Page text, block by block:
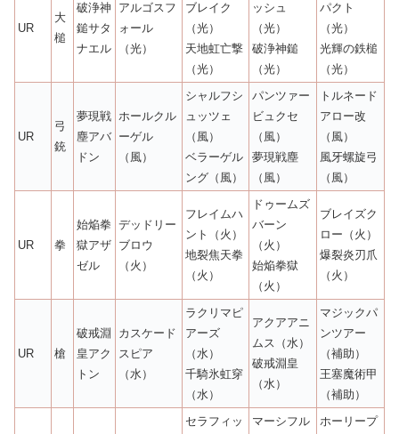
UR
大
槌
破浄神
鎚サタ
ナエル
アルゴスフ
ォール
（光）
ブレイク
（光）
天地虹亡撃
（光）
ッシュ
（光）
破浄神鎚
（光）
パクト
（光）
光輝の鉄槌
（光）
UR
弓
銃
夢現戦
塵アバ
ドン
ホールクル
ーゲル
（風）
シャルフシ
ュッツェ
（風）
ベラーゲル
ング（風）
パンツァー
ビュクセ
（風）
夢現戦塵
（風）
トルネード
アロー改
（風）
風牙螺旋弓
（風）
UR 拳
始焔拳
獄アザ
ゼル
デッドリー
ブロウ
（火）
フレイムハ
ント（火）
地裂焦天拳
（火）
ドゥームズ
バーン
（火）
始焔拳獄
（火）
ブレイズク
ロー（火）
爆裂炎刃爪
（火）
UR 槍
破戒淵
皇アク
トン
カスケード
スピア
（水）
ラクリマピ
アーズ
（水）
千騎氷虹穿
（水）
アクアアニ
ムス（水）
破戒淵皇
（水）
マジックパ
ンツアー
（補助）
王塞魔術甲
（補助）
セラフィッ
マーシフル
ホーリープ